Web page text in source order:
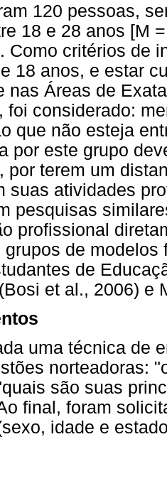
120 pessoas,
18 e 28 anos [M
Como critérios de
18 anos, e estar
nas Áreas de
foi considerado:
que não esteja
por este grupo
por terem um
suas atividades
pesquisas
profissional
grupos de
de
et al., 2006) e
uma técnica de
norteadoras:
são suas
final, foram
idade e